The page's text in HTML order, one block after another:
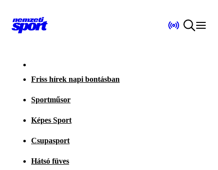
Friss hírek napi bontásban
Sportműsor
Képes Sport
Csupasport
Hátsó füves